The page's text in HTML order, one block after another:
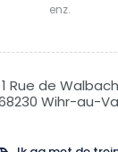
enz.
de diVINes
et
Het hele
1 Rue de Walbach
Wihr-au-